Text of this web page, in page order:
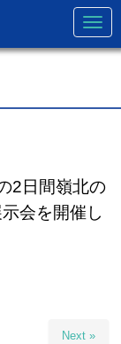
N
a
v
t
2日間嶺北の
会を開催し
Next »